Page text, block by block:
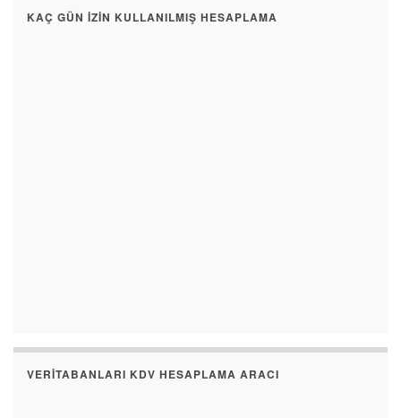
KAÇ GÜN İZIN KULLANILMIŞ HESAPLAMA
VERITABANLARI KDV HESAPLAMA ARACI